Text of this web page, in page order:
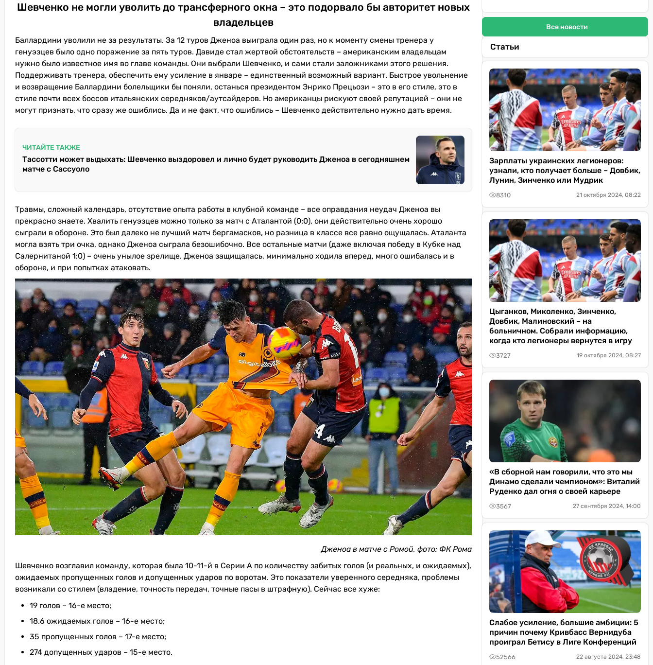
Шевченко не могли уволить до трансферного окна – это подорвало бы авторитет новых
владельцев
Баллардини уволили не за результаты. За 12 туров Дженоа выиграла один раз, но к моменту смены тренера у
генуэзцев было одно поражение за пять туров. Давиде стал жертвой обстоятельств – американским владельцам
нужно было известное имя во главе команды. Они выбрали Шевченко, и сами стали заложниками этого решения.
Поддерживать тренера, обеспечить ему усиление в январе – единственный возможный вариант. Быстрое увольнение
и возвращение Баллардини болельщики бы поняли, останься президентом Энрико Прецьози – это в его стиле, это в
стиле почти всех боссов итальянских середняков/аутсайдеров. Но американцы рискуют своей репутацией – они не
могут признать, что сразу же ошиблись. Да и не факт, что ошиблись – Шевченко действительно нужно дать время.
ЧИТАЙТЕ ТАКЖЕ
Тассотти может выдыхать: Шевченко выздоровел и лично будет руководить Дженоа в сегодняшнем
матче с Сассуоло
Травмы, сложный календарь, отсутствие опыта работы в клубной команде – все оправдания неудач Дженоа вы
прекрасно знаете. Хвалить генуэзцев можно только за матч с Аталантой (0:0), они действительно очень хорошо
сыграли в обороне. Это был далеко не лучший матч бергамасков, но разница в классе все равно ощущалась. Аталанта
могла взять три очка, однако Дженоа сыграла безошибочно. Все остальные матчи (даже включая победу в Кубке над
Салернитаной 1:0) – очень унылое зрелище. Дженоа защищалась, минимально ходила вперед, много ошибалась и в
обороне, и при попытках атаковать.
Дженоа в матче с Ромой, фото: ФК Рома
Шевченко возглавил команду, которая была 10-11-й в Серии А по количеству забитых голов (и реальных, и ожидаемых),
ожидаемых пропущенных голов и допущенных ударов по воротам. Это показатели уверенного середняка, проблемы
возникали со стилем (владение, точность передач, точные пасы в штрафную). Сейчас все хуже:
19 голов – 16-е место;
18.6 ожидаемых голов – 16-е место;
35 пропущенных голов – 17-е место;
274 допущенных ударов – 15-е место.
Все новости
Статьи
Зарплаты украинских легионеров:
узнали, кто получает больше – Довбик,
Лунин, Зинченко или Мудрик
8310 21 октября 2024, 08:22
Цыганков, Миколенко, Зинченко,
Довбик, Малиновский – на
больничном. Собрали информацию,
когда кто легионеры вернутся в игру
3727 19 октября 2024, 08:27
«В сборной нам говорили, что это мы
Динамо сделали чемпионом»: Виталий
Руденко дал огня о своей карьере
3567 27 сентября 2024, 14:00
Слабое усиление, большие амбиции: 5
причин почему Кривбасс Вернидуба
проиграл Бетису в Лиге Конференций
52566 22 августа 2024, 23:48